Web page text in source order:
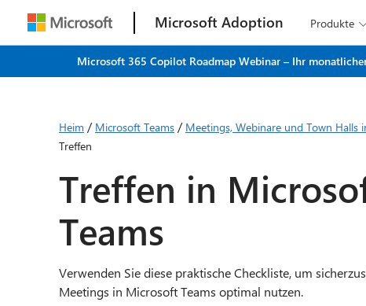
Microsoft Adoption Produkte
Microsoft 365 Copilot Roadmap Webinar – Ihr
Heim / Microsoft Teams / Meetings, Webinare und Town Halls
Treffen
Treffen in
Teams
Verwenden Sie diese praktische Checkliste, um
Meetings in Microsoft Teams optimal nutzen.